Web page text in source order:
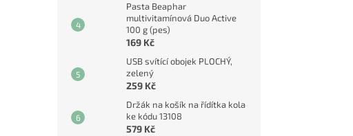
Pasta Beaphar
multivitamínová Duo Active
100 g (pes)
169 Kč
USB svítící obojek PLOCHÝ,
zelený
259 Kč
Držák na košík na řídítka kola
ke kódu 13108
579 Kč